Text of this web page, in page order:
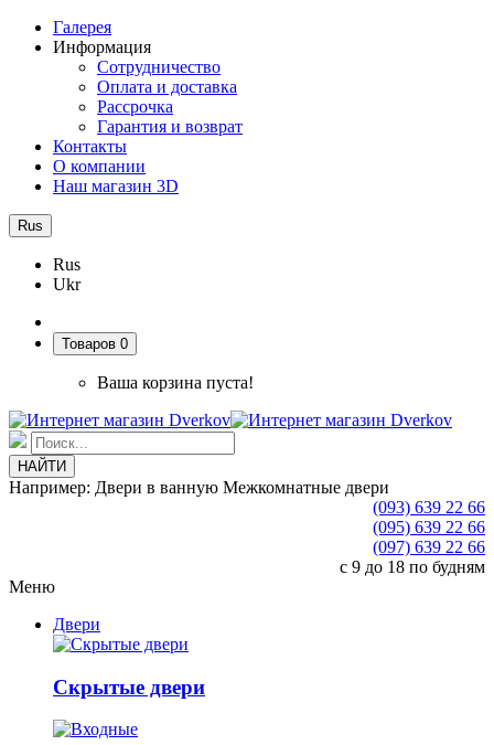
Галерея
Информация
Сотрудничество
Оплата и доставка
Рассрочка
Гарантия и возврат
Контакты
О компании
Наш магазин 3D
Rus
Rus
Ukr
Товаров 0
Ваша корзина пуста!
НАЙТИ
Например: Двери в ванную Межкомнатные двери
(093) 639 22 66
(095) 639 22 66
(097) 639 22 66
с 9 до 18 по будням
Меню
Двери
Скрытые двери